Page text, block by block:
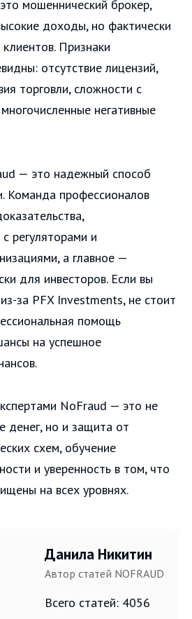
мошеннический брокер,
доходы, но фактически
Признаки
отсутствие лицензий,
торговли, сложности с
негативные
— это надежный способ
Команда профессионалов
регуляторами и
а главное —
для инвесторов. Если вы
за PFX Investments, не стоит
помощь
на успешное
NoFraud — это не
денег, но и защита от
схем, обучение
и уверенность в том, что
на всех уровнях.
Данила Никитин
Автор статей NOFRAUD
Всего статей: 4056